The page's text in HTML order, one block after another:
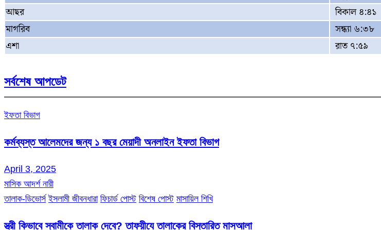
আছর
বিকাল ৪:৪১
মাগরিব
সন্ধ্যা ৬:৩৮
এশা
রাত ৭:৫৯
সর্বশেষ আপডেট
ইফতা বিভাগ
কর্মব্যস্ত আলেমদের জন্য ১ বছর মেয়াদী অনলাইন ইফতা বিভাগ
April 3, 2025
মাসিক আদর্শ নারী
তালাক-ডিভোর্স ইসলামী জীবনধারা ফিচার্ড পোস্ট বিশেষ পোস্ট মাসায়িল শিখি
স্ত্রী কিভাবে স্বামীকে তালাক দেবে? তাফয়ীযে তালাকের বিস্তারিত মাসআলা